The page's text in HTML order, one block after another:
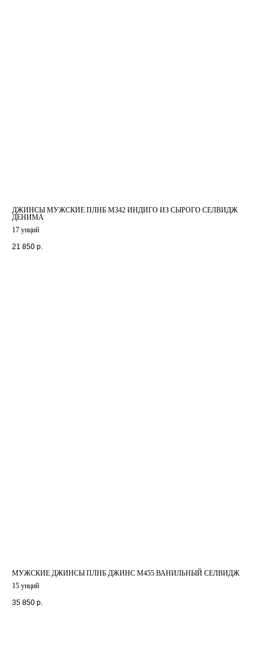
ДЖИНСЫ МУЖСКИЕ ПЛНБ M342 ИНДИГО ИЗ СЫРОГО СЕЛВИДЖ
ДЕНИМА
17 унций
21 850 р.
МУЖСКИЕ ДЖИНСЫ ПЛНБ ДЖИНС М455 ВАНИЛЬНЫЙ СЕЛВИДЖ
15 унций
35 850 р.